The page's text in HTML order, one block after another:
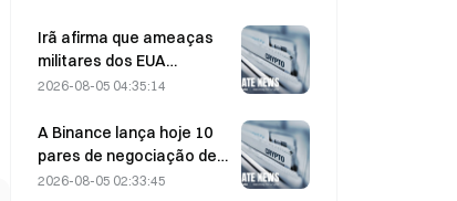
de agosto
Irã afirma que ameaças
militares dos EUA
atrasam acordo com Omã
em 5 de agosto
2026-08-05 04:35:14
A Binance lança hoje 10
pares de negociação de
bStocks às 20:00 (UTC+8),
2026-08-05 02:33:45